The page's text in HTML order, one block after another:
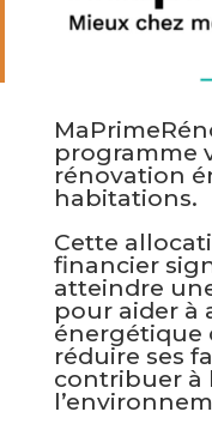
programme
rénovation
habitations.
Cette
financier
atteindre
pour aider à
énergétique
réduire ses
contribuer à